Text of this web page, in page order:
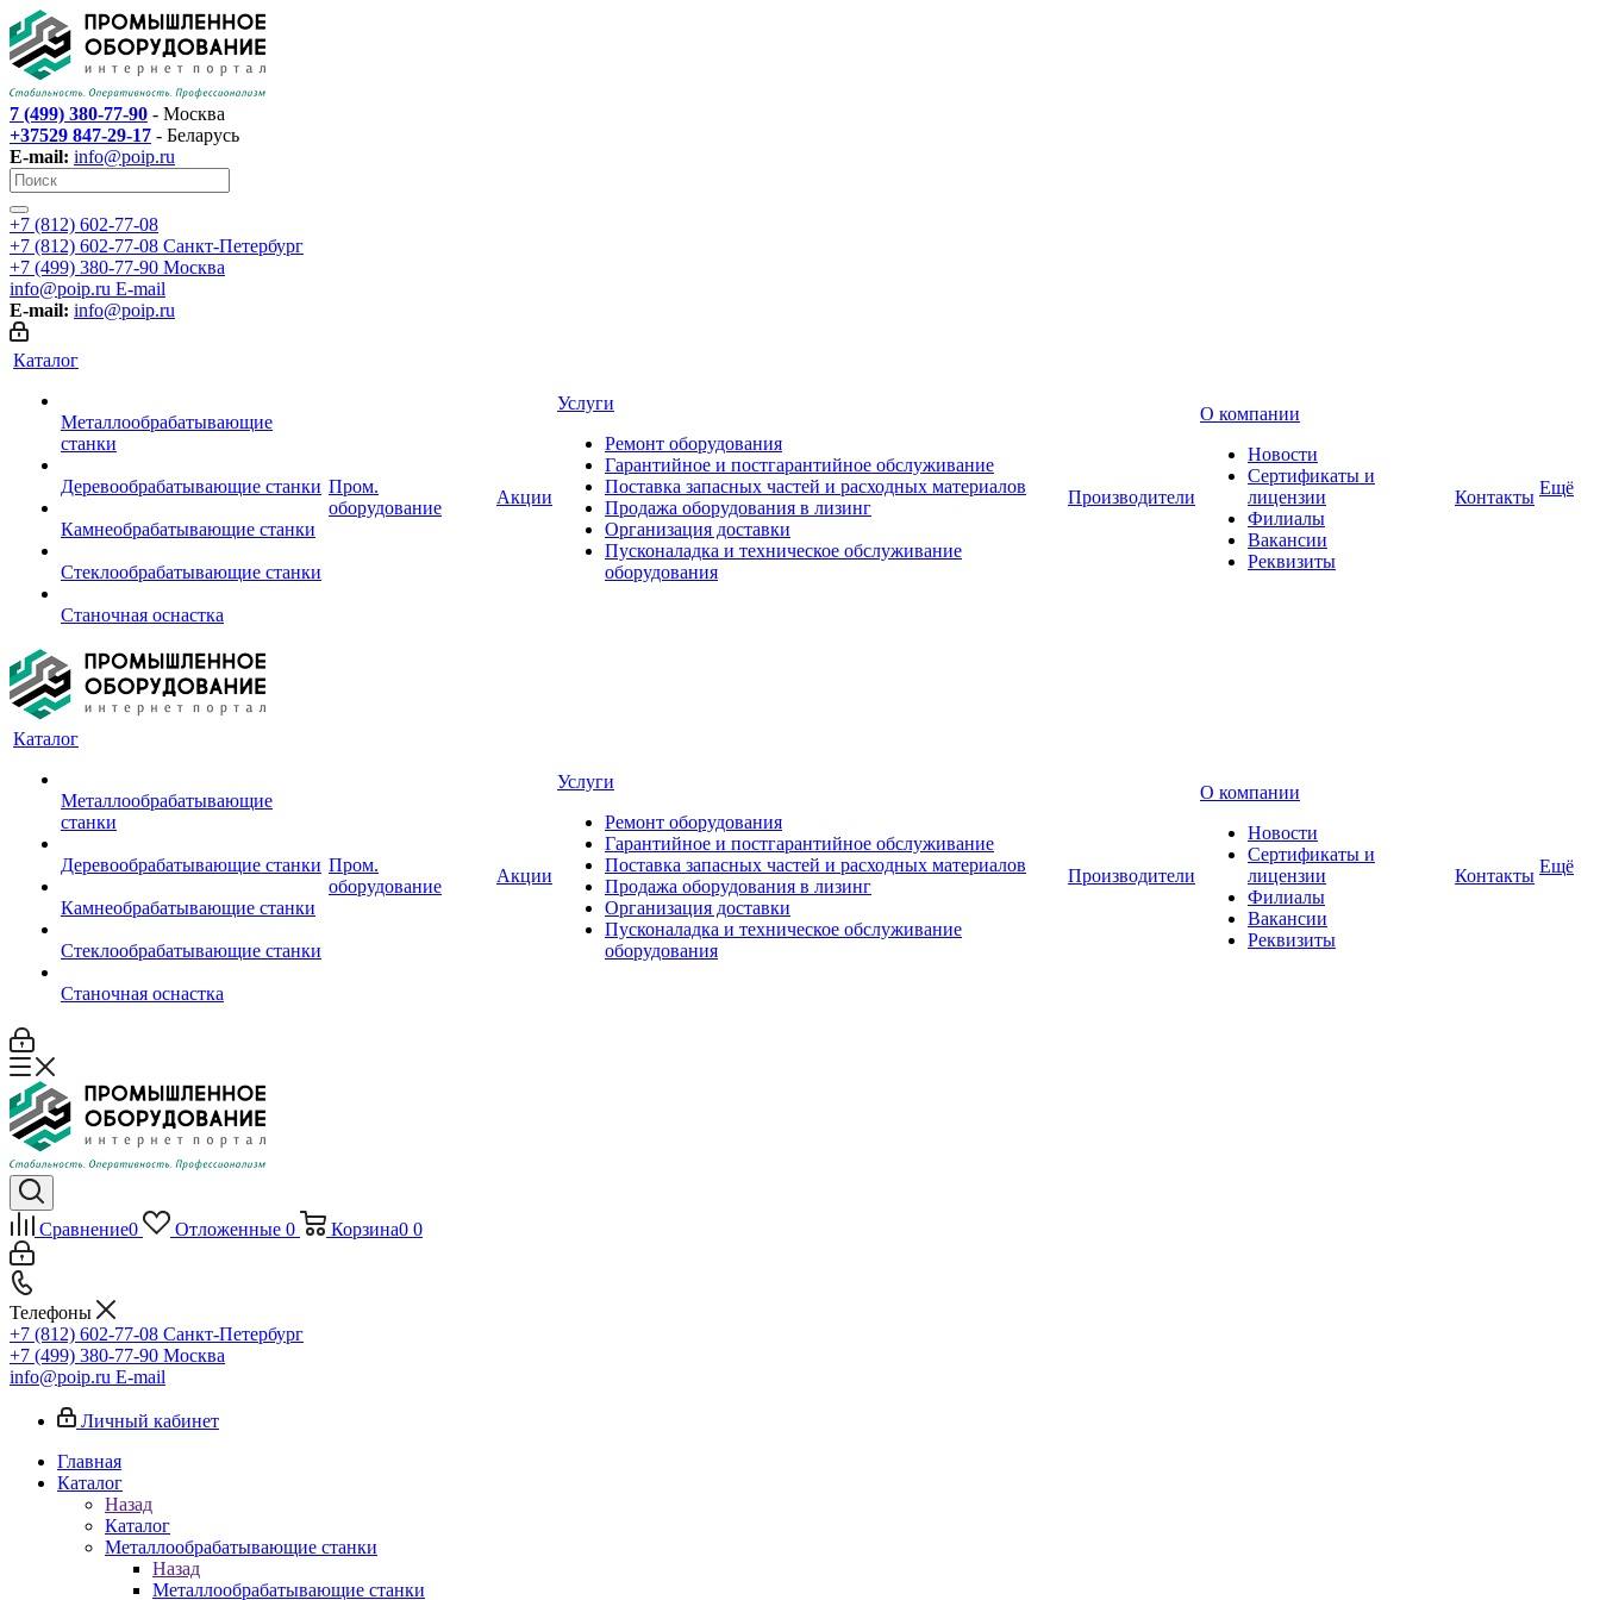
7 (499) 380-77-90 - Москва
+37529 847-29-17 - Беларусь
E-mail: info@poip.ru
+7 (812) 602-77-08
+7 (812) 602-77-08 Санкт-Петербург
+7 (499) 380-77-90 Москва
info@poip.ru E-mail
E-mail: info@poip.ru
Каталог
Металлообрабатывающие
станки
Деревообрабатывающие станки
Камнеобрабатывающие станки
Стеклообрабатывающие станки
Станочная оснастка
Пром.
оборудование
Акции
Услуги
Ремонт оборудования
Гарантийное и постгарантийное обслуживание
Поставка запасных частей и расходных материалов
Продажа оборудования в лизинг
Организация доставки
Пусконаладка и техническое обслуживание
оборудования
Производители
О компании
Новости
Сертификаты и
лицензии
Филиалы
Вакансии
Реквизиты
Контакты Ещё
Каталог
Металлообрабатывающие
станки
Деревообрабатывающие станки
Камнеобрабатывающие станки
Стеклообрабатывающие станки
Станочная оснастка
Пром.
оборудование
Акции
Услуги
Ремонт оборудования
Гарантийное и постгарантийное обслуживание
Поставка запасных частей и расходных материалов
Продажа оборудования в лизинг
Организация доставки
Пусконаладка и техническое обслуживание
оборудования
Производители
О компании
Новости
Сертификаты и
лицензии
Филиалы
Вакансии
Реквизиты
Контакты Ещё
Сравнение0 Отложенные 0 Корзина0 0
Телефоны
+7 (812) 602-77-08 Санкт-Петербург
+7 (499) 380-77-90 Москва
info@poip.ru E-mail
Личный кабинет
Главная
Каталог
Назад
Каталог
Металлообрабатывающие станки
Назад
Металлообрабатывающие станки